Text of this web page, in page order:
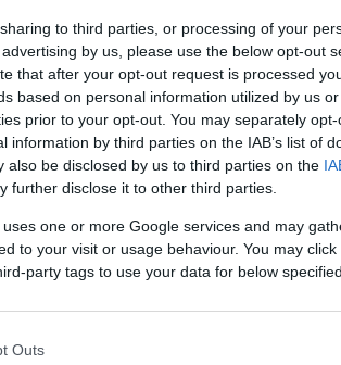
to third parties, or processing of your
by us, please use the below opt-out
that after your opt-out request is processed
based on personal information utilized by us
prior to your opt-out. You may separately
information by third parties on the IAB’s list of
also be disclosed by us to third parties on the
further disclose it to other third parties.
one or more Google services and may
to your visit or usage behaviour. You may
party tags to use your data for below
Outs
σίγουρα
πληροφορίες έχουν
ότι δούλεψε πολύ
150 ευρώ ανά 1.000
μέτρο αυτό να επεκταθεί
βενζίνη. Από το
τους καταναλωτές
Οι τιμές
χώρα στην Ευρώπη
και για το λόγο
στην αντλία να
μήνες του
22:32
22:13
22:00
21:52